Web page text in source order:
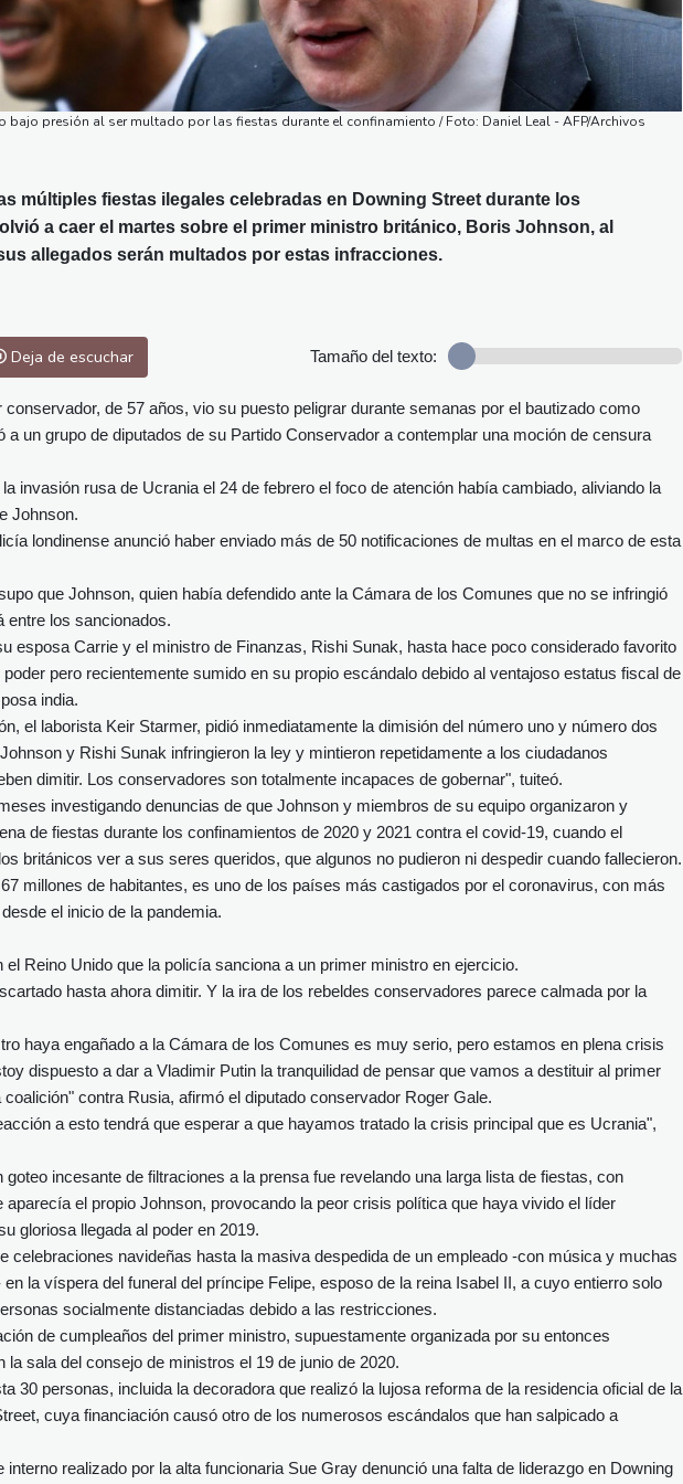
bajo presión al ser multado por las fiestas durante el confinamiento / Foto: Daniel Leal - AFP/Archivos
múltiples fiestas ilegales celebradas en Downing Street durante los
a caer el martes sobre el primer ministro británico, Boris Johnson, al
allegados serán multados por estas infracciones.
Deja de escuchar Tamaño del texto:
conservador, de 57 años, vio su puesto peligrar durante semanas por el bautizado como
a un grupo de diputados de su Partido Conservador a contemplar una moción de censura
invasión rusa de Ucrania el 24 de febrero el foco de atención había cambiado, aliviando la
Johnson.
londinense anunció haber enviado más de 50 notificaciones de multas en el marco de esta
que Johnson, quien había defendido ante la Cámara de los Comunes que no se infringió
entre los sancionados.
esposa Carrie y el ministro de Finanzas, Rishi Sunak, hasta hace poco considerado favorito
pero recientemente sumido en su propio escándalo debido al ventajoso estatus fiscal de
india.
el laborista Keir Starmer, pidió inmediatamente la dimisión del número uno y número dos
y Rishi Sunak infringieron la ley y mintieron repetidamente a los ciudadanos
dimitir. Los conservadores son totalmente incapaces de gobernar", tuiteó.
investigando denuncias de que Johnson y miembros de su equipo organizaron y
de fiestas durante los confinamientos de 2020 y 2021 contra el covid-19, cuando el
británicos ver a sus seres queridos, que algunos no pudieron ni despedir cuando fallecieron.
millones de habitantes, es uno de los países más castigados por el coronavirus, con más
el inicio de la pandemia.
el Reino Unido que la policía sanciona a un primer ministro en ejercicio.
hasta ahora dimitir. Y la ira de los rebeldes conservadores parece calmada por la
haya engañado a la Cámara de los Comunes es muy serio, pero estamos en plena crisis
dispuesto a dar a Vladimir Putin la tranquilidad de pensar que vamos a destituir al primer
coalición" contra Rusia, afirmó el diputado conservador Roger Gale.
a esto tendrá que esperar a que hayamos tratado la crisis principal que es Ucrania",
goteo incesante de filtraciones a la prensa fue revelando una larga lista de fiestas, con
aparecía el propio Johnson, provocando la peor crisis política que haya vivido el líder
gloriosa llegada al poder en 2019.
celebraciones navideñas hasta la masiva despedida de un empleado -con música y muchas
la víspera del funeral del príncipe Felipe, esposo de la reina Isabel II, a cuyo entierro solo
socialmente distanciadas debido a las restricciones.
de cumpleaños del primer ministro, supuestamente organizada por su entonces
la sala del consejo de ministros el 19 de junio de 2020.
30 personas, incluida la decoradora que realizó la lujosa reforma de la residencia oficial de la
cuya financiación causó otro de los numerosos escándalos que han salpicado a
interno realizado por la alta funcionaria Sue Gray denunció una falta de liderazgo en Downing